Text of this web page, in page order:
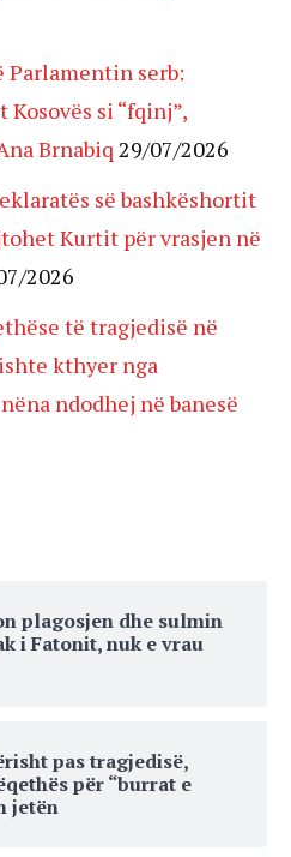
Parlamentin serb:
si “fqinj”,
Brnabiq 29/07/2026
së bashkëshortit
Kurtit për vrasjen në
2026
të tragjedisë në
kthyer nga
ndodhej në banesë
plagosjen dhe sulmin
i Fatonit, nuk e vrau
pas tragjedisë,
për “burrat e
jetën